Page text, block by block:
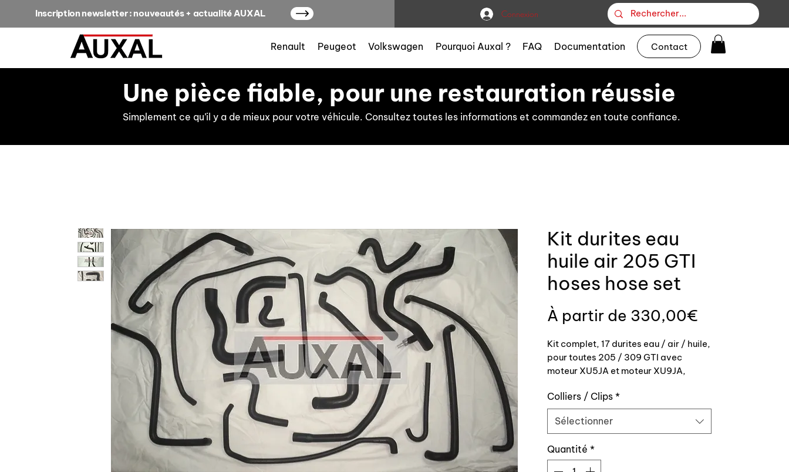
Inscription newsletter : nouveautés + actualité AUXAL Connexion
Renault Peugeot Volkswagen Pourquoi Auxal ? FAQ Documentation Contact
Une pièce fiable, pour une restauration réussie
Simplement ce qu’il y a de mieux pour votre véhicule. Consultez toutes les informations et commandez en toute confiance.
Kit durites eau
huile air 205 GTI
hoses hose set
À partir de 330,00€
Kit complet, 17 durites eau / air / huile,
pour toutes 205 / 309 GTI avec
moteur XU5JA et moteur XU9JA,
1984 à 1986 et 130 cv avec Modine -
échangeur huile.
10 durites eau:
Colliers / Clips *
Sélectionner
Quantité *